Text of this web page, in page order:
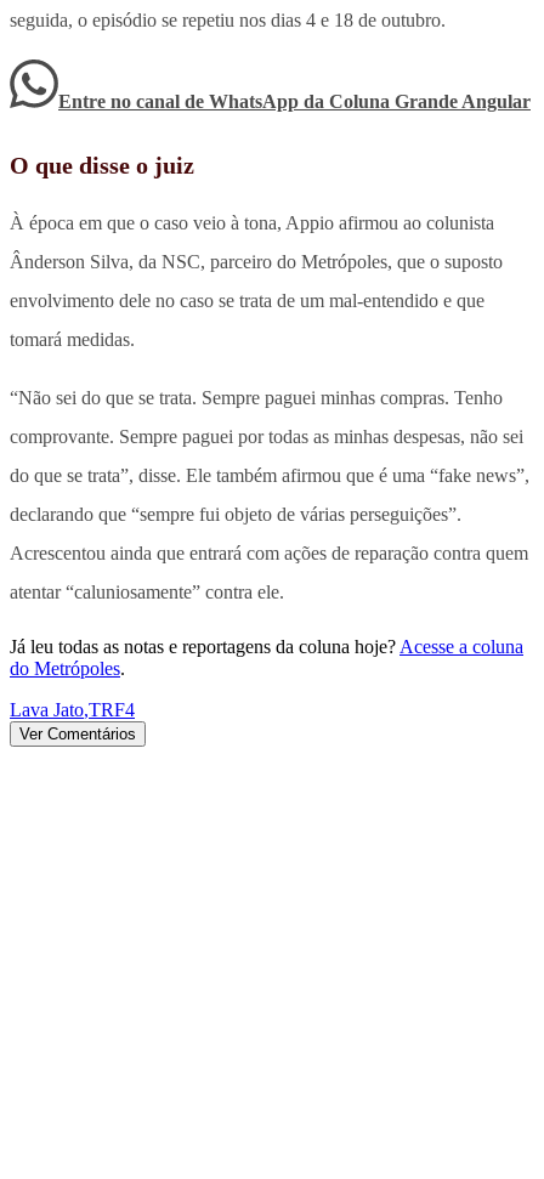
seguida, o episódio se repetiu nos dias 4 e 18 de outubro.
Entre no canal de WhatsApp da Coluna Grande Angular
O que disse o juiz
À época em que o caso veio à tona, Appio afirmou ao colunista
Ânderson Silva, da NSC, parceiro do Metrópoles, que o suposto
envolvimento dele no caso se trata de um mal-entendido e que
tomará medidas.
“Não sei do que se trata. Sempre paguei minhas compras. Tenho
comprovante. Sempre paguei por todas as minhas despesas, não sei
do que se trata”, disse. Ele também afirmou que é uma “fake news”,
declarando que “sempre fui objeto de várias perseguições”.
Acrescentou ainda que entrará com ações de reparação contra quem
atentar “caluniosamente” contra ele.
Já leu todas as notas e reportagens da coluna hoje? Acesse a coluna
do Metrópoles.
Lava Jato,TRF4
Ver Comentários